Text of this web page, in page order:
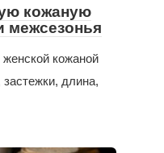
кожаную
межсезонья
кожаной
застежки, длина,